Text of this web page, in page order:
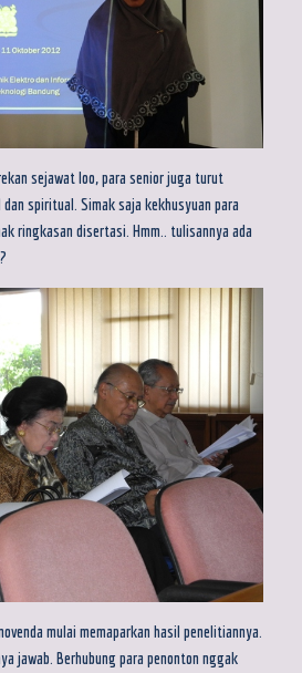
sejawat loo, para senior juga turut
spiritual. Simak saja kekhusyuan para
ringkasan disertasi. Hmm.. tulisannya ada
mulai memaparkan hasil penelitiannya.
jawab. Berhubung para penonton nggak